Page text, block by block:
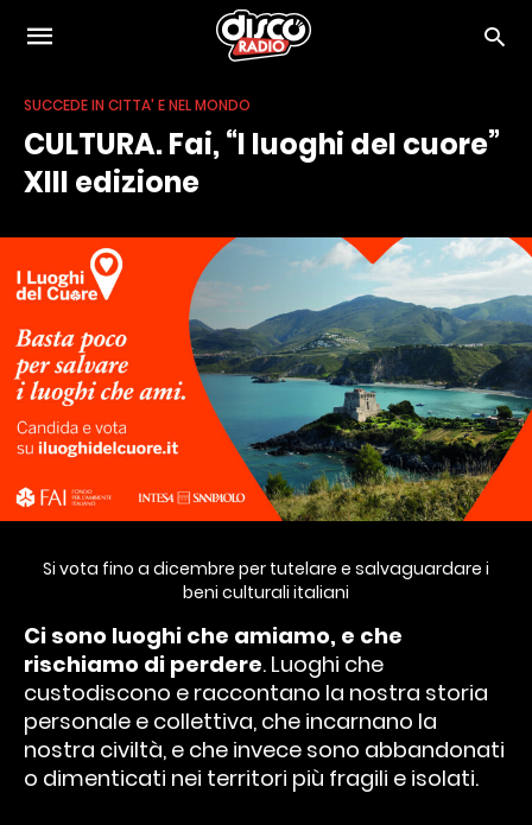
SUCCEDE IN CITTA' E NEL MONDO
CULTURA. Fai, “I luoghi del cuore”
XIII edizione
Si vota fino a dicembre per tutelare e salvaguardare i
beni culturali italiani
Ci sono luoghi che amiamo, e che
rischiamo di perdere. Luoghi che
custodiscono e raccontano la nostra storia
personale e collettiva, che incarnano la
nostra civiltà, e che invece sono abbandonati
o dimenticati nei territori più fragili e isolati.